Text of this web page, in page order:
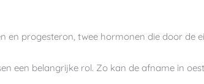
en progesteron, twee hormonen die door de
een belangrijke rol. Zo kan de afname in